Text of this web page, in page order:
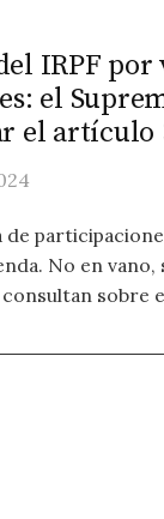
IRPF
el
el artículo
de
No en
sobre